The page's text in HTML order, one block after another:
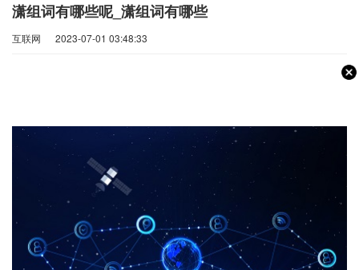
潇组词有哪些呢_潇组词有哪些
互联网 2023-07-01 03:48:33